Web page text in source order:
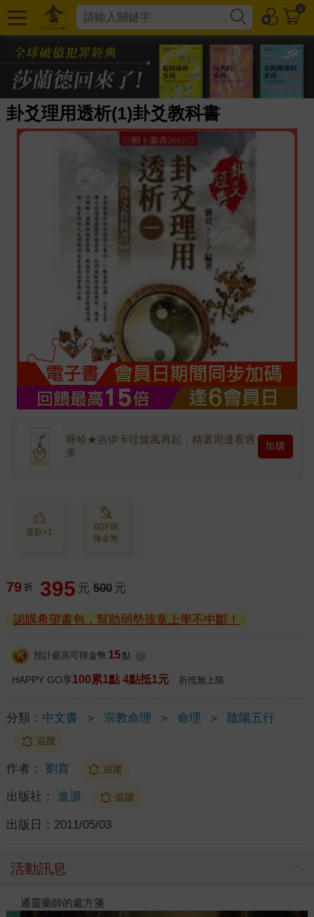
0
卦爻理用透析(1)卦爻教科書
呀哈★吉伊卡哇旋風再起，精選周邊看過
來
加購
喜歡+1
寫評價
賺金幣
79 折 395 元 500 元
認購希望書包，幫助弱勢孩童上學不中斷！
預計最高可得金幣 15 點
HAPPY GO享100累1點 4點抵1元 折抵無上限
分類： 中文書 ＞ 宗教命理 ＞ 命理 ＞ 陰陽五行
追蹤
作者： 劉賁 追蹤
出版社： 進源 追蹤
出版日： 2011/05/03
活動訊息
通靈藥師的處方箋